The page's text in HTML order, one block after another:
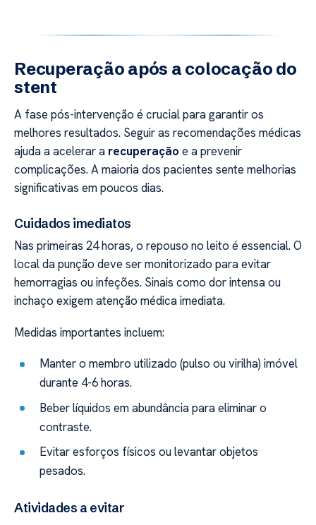
Recuperação após a colocação do
stent
A fase pós-intervenção é crucial para garantir os
melhores resultados. Seguir as recomendações médicas
ajuda a acelerar a recuperação e a prevenir
complicações. A maioria dos pacientes sente melhorias
significativas em poucos dias.
Cuidados imediatos
Nas primeiras 24 horas, o repouso no leito é essencial. O
local da punção deve ser monitorizado para evitar
hemorragias ou infeções. Sinais como dor intensa ou
inchaço exigem atenção médica imediata.
Medidas importantes incluem:
Manter o membro utilizado (pulso ou virilha) imóvel
durante 4-6 horas.
Beber líquidos em abundância para eliminar o
contraste.
Evitar esforços físicos ou levantar objetos
pesados.
Atividades a evitar